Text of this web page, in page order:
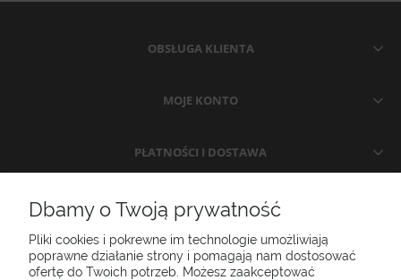
OBSŁUGA KLIENTA
MOJE KONTO
PŁATNOŚCI I DOSTAWA
INFORMACJE
O NAS
Dbamy o Twoją prywatność
Pliki cookies i pokrewne im technologie umożliwiają
poprawne działanie strony i pomagają nam dostosować
ofertę do Twoich potrzeb. Możesz zaakceptować